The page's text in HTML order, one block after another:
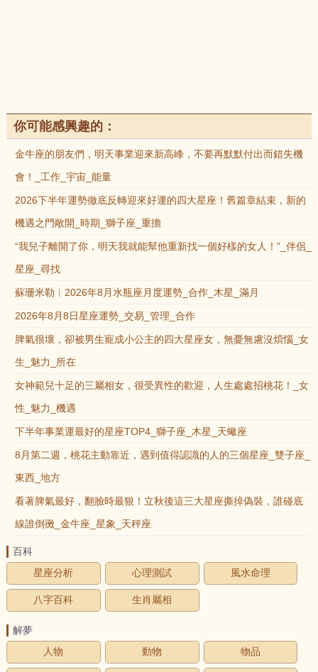
你可能感興趣的：
金牛座的朋友們，明天事業迎來新高峰，不要再默默付出而錯失機
會！_工作_宇宙_能量
2026下半年運勢徹底反轉迎來好運的四大星座！舊篇章結束，新的
機遇之門敞開_時期_獅子座_重擔
“我兒子離開了你，明天我就能幫他重新找一個好樣的女人！”_伴侶_
星座_尋找
蘇珊米勒︱2026年8月水瓶座月度運勢_合作_木星_滿月
2026年8月8日星座運勢_交易_管理_合作
脾氣很壞，卻被男生寵成小公主的四大星座女，無憂無慮沒煩惱_女
生_魅力_所在
女神範兒十足的三屬相女，很受異性的歡迎，人生處處招桃花！_女
性_魅力_機遇
下半年事業運最好的星座TOP4_獅子座_木星_天蠍座
8月第二週，桃花主動靠近，遇到值得認識的人的三個星座_雙子座_
東西_地方
看著脾氣最好，翻臉時最狠！立秋後這三大星座撕掉偽裝，誰碰底
線誰倒黴_金牛座_星象_天秤座
百科
星座分析
心理測試 風水命理
八字百科 生肖屬相
解夢
人物
動物 物品